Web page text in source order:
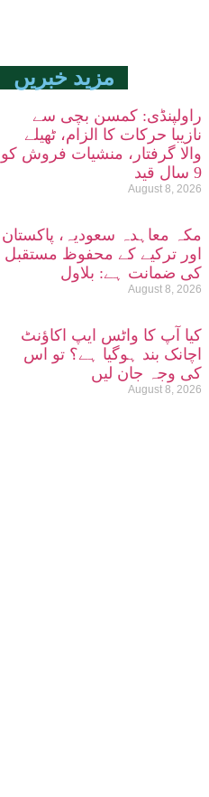
مزید خبریں
راولپنڈی: کمسن بچی سے
نازیبا حرکات کا الزام، ٹھیلے
والا گرفتار، منشیات فروش کو
9 سال قید
August 8, 2026
مکہ معاہدہ سعودیہ، پاکستان
اور ترکیے کے محفوظ مستقبل
کی ضمانت ہے: بلاول
August 8, 2026
کیا آپ کا واٹس ایپ اکاؤنٹ
اچانک بند ہوگیا ہے؟ تو اس
کی وجہ جان لیں
August 8, 2026